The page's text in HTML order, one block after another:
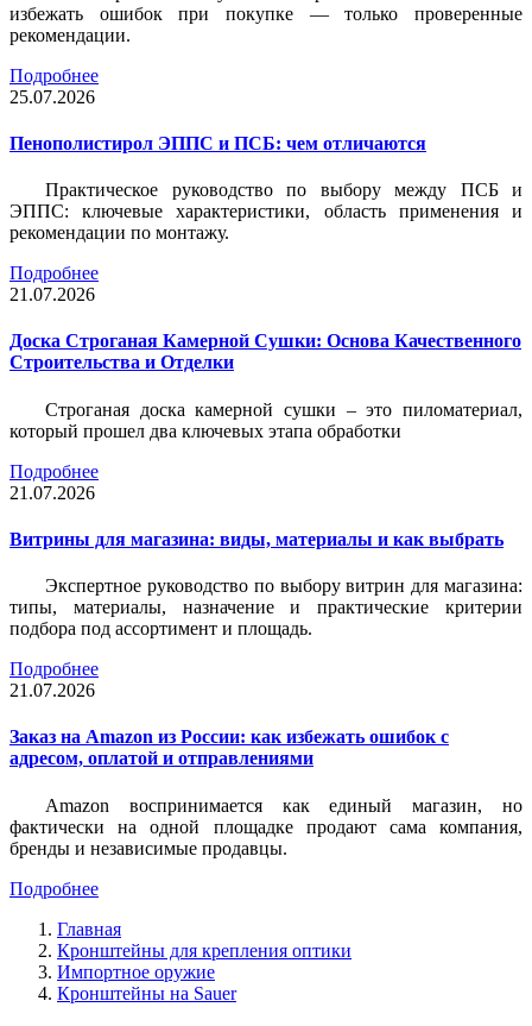
избежать ошибок при покупке — только проверенные
рекомендации.
Подробнее
25.07.2026
Пенополистирол ЭППС и ПСБ: чем отличаются
Практическое руководство по выбору между ПСБ и
ЭППС: ключевые характеристики, область применения и
рекомендации по монтажу.
Подробнее
21.07.2026
Доска Строганая Камерной Сушки: Основа Качественного
Строительства и Отделки
Строганая доска камерной сушки – это пиломатериал,
который прошел два ключевых этапа обработки
Подробнее
21.07.2026
Витрины для магазина: виды, материалы и как выбрать
Экспертное руководство по выбору витрин для магазина:
типы, материалы, назначение и практические критерии
подбора под ассортимент и площадь.
Подробнее
21.07.2026
Заказ на Amazon из России: как избежать ошибок с
адресом, оплатой и отправлениями
Amazon воспринимается как единый магазин, но
фактически на одной площадке продают сама компания,
бренды и независимые продавцы.
Подробнее
Главная
Кронштейны для крепления оптики
Импортное оружие
Кронштейны на Sauer